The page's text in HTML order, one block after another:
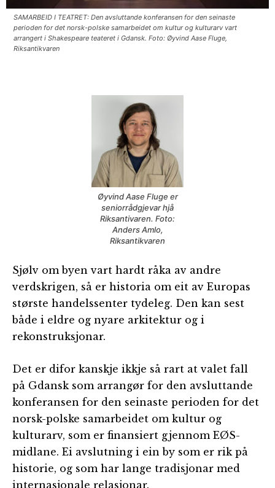
SAMARBEID I TEATRET: Den avsluttande konferansen for den seinaste
perioden for det norsk-polske samarbeidet om kultur og kulturarv vart
arrangert i Shakespeare teateret i Gdansk. Foto: Øyvind Aase Fluge,
Riksantikvaren
Øyvind Aase Fluge er
seniorrådgjevar hjå
Riksantivaren. Foto:
Anders Amlo,
Riksantikvaren
Sjølv om byen vart hardt råka av andre
verdskrigen, så er historia om eit av Europas
største handelssenter tydeleg. Den kan sest
både i eldre og nyare arkitektur og i
rekonstruksjonar.
Det er difor kanskje ikkje så rart at valet fall
på Gdansk som arrangør for den avsluttande
konferansen for den seinaste perioden for det
norsk-polske samarbeidet om kultur og
kulturarv, som er finansiert gjennom EØS-
midlane. Ei avslutning i ein by som er rik på
historie, og som har lange tradisjonar med
internasjonale relasjonar.